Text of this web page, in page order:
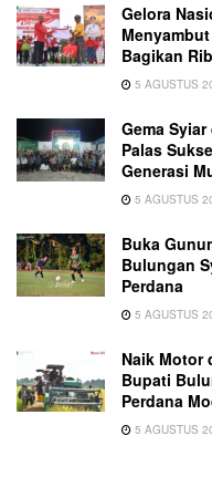
Gelora
Bagikan
5 AGUSTUS
Gema
Palas
Generasi
5 AGUSTUS
Buka
Bulungan
Perdana
5 AGUSTUS
Naik Motor
Bupati
Perdana
5 AGUSTUS